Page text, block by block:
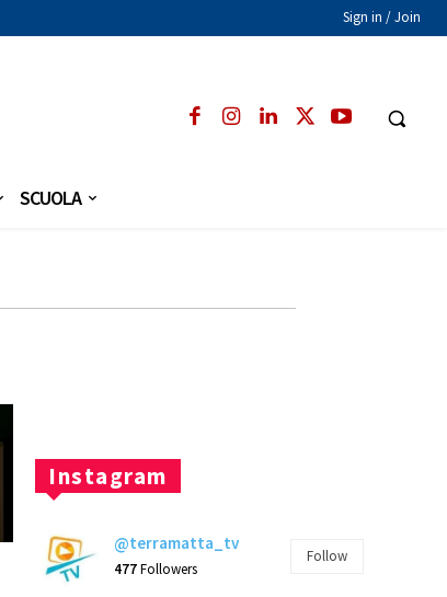
Sign in / Join
SCUOLA
Instagram
@terramatta_tv
477Followers
Follow